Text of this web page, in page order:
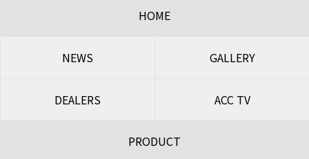
HOME
NEWS GALLERY
DEALERS ACC TV
PRODUCT